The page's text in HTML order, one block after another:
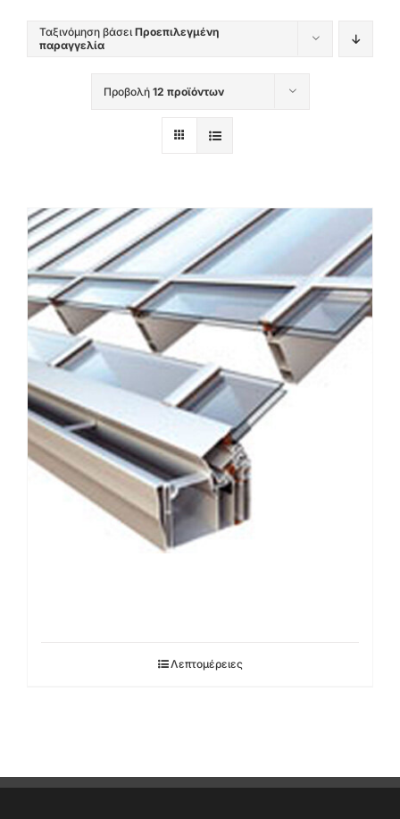
Ταξινόμηση βάσειΠροεπιλεγμένη
παραγγελία
Προβολή 12 προϊόντων
Λεπτομέρειες